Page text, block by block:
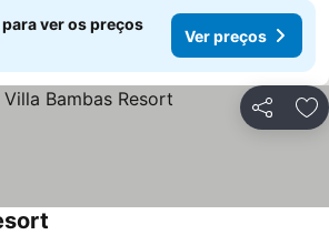
ver os preços
Ver preços
Partilhar